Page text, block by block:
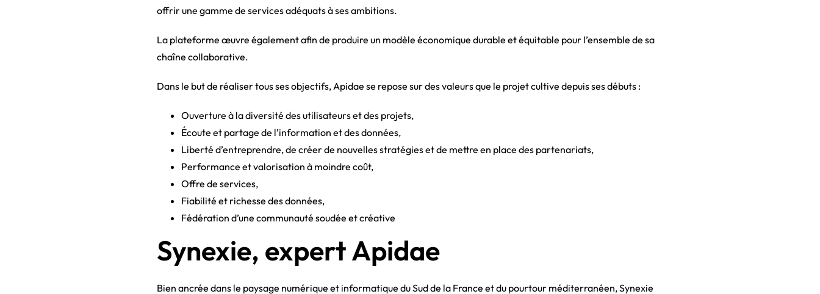
offrir une gamme de services adéquats à ses ambitions.
La plateforme œuvre également afin de produire un modèle économique durable et équitable pour l’ensemble de sa
chaîne collaborative.
Dans le but de réaliser tous ses objectifs, Apidae se repose sur des valeurs que le projet cultive depuis ses débuts :
Ouverture à la diversité des utilisateurs et des projets,
Écoute et partage de l’information et des données,
Liberté d’entreprendre, de créer de nouvelles stratégies et de mettre en place des partenariats,
Performance et valorisation à moindre coût,
Offre de services,
Fiabilité et richesse des données,
Fédération d’une communauté soudée et créative
Synexie, expert Apidae
Bien ancrée dans le paysage numérique et informatique du Sud de la France et du pourtour méditerranéen, Synexie